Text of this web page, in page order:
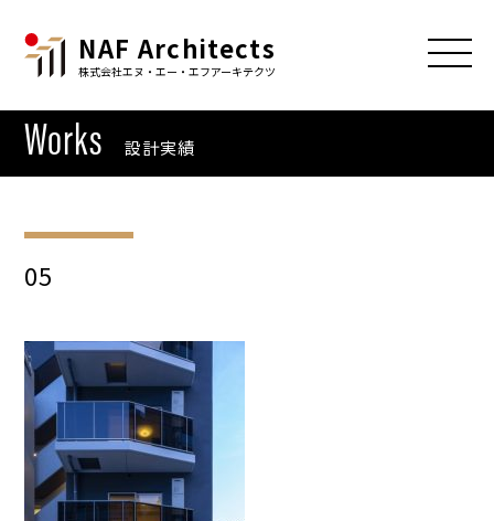
NAF Architects
株式会社エヌ・エー・エフアーキテクツ
Works 設計実績
05